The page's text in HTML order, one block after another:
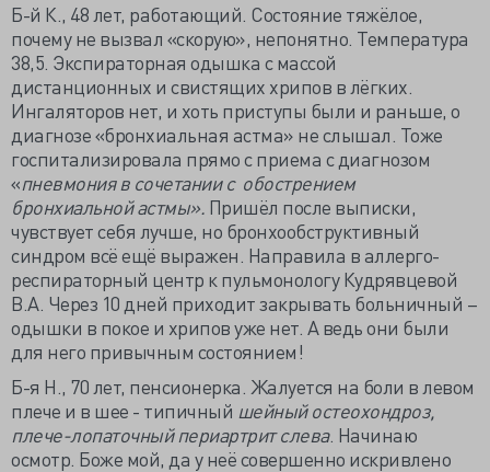
Б-й К., 48 лет, работающий. Состояние тяжёлое,
почему не вызвал «скорую», непонятно. Температура
38,5. Экспираторная одышка с массой
дистанционных и свистящих хрипов в лёгких.
Ингаляторов нет, и хоть приступы были и раньше, о
диагнозе «бронхиальная астма» не слышал. Тоже
госпитализировала прямо с приема с диагнозом
«пневмония в сочетании с обострением
бронхиальной астмы». Пришёл после выписки,
чувствует себя лучше, но бронхообструктивный
синдром всё ещё выражен. Направила в аллерго-
респираторный центр к пульмонологу Кудрявцевой
В.А. Через 10 дней приходит закрывать больничный –
одышки в покое и хрипов уже нет. А ведь они были
для него привычным состоянием!
Б-я Н., 70 лет, пенсионерка. Жалуется на боли в левом
плече и в шее - типичный шейный остеохондроз,
плече-лопаточный периартрит слева. Начинаю
осмотр. Боже мой, да у неё совершенно искривлено